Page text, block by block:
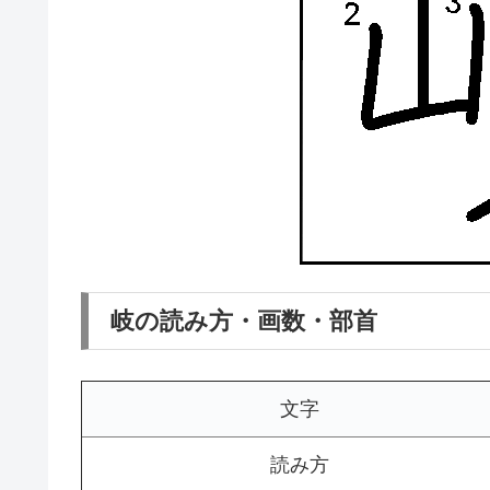
岐の読み方・画数・部首
文字
読み方